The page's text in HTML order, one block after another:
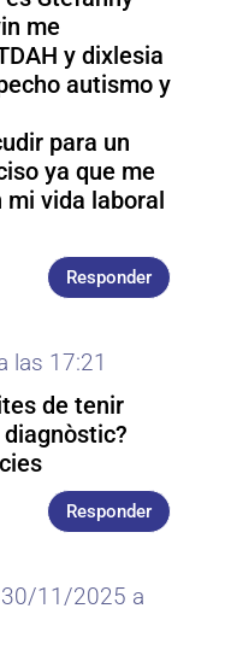
me
y dixlesia
autismo y
para un
ya que me
vida laboral
Responder
las 17:21
de tenir
Responder
11/2025 a